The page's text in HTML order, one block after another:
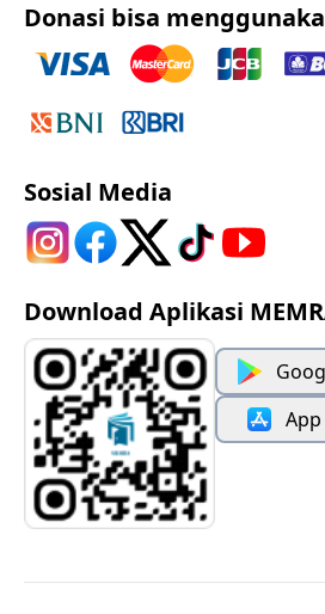
Donasi bisa
Sosial Media
Download Aplikasi